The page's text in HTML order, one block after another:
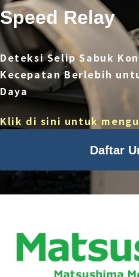
Speed Relay
Deteksi Selip Sabuk
Kecepatan Berlebih
Daya
Klik di sini untuk
Daftar